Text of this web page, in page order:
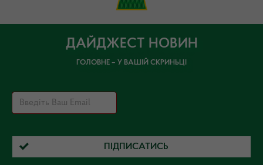
ДАЙДЖЕСТ НОВИН
ГОЛОВНЕ – У ВАШІЙ СКРИНЬЦІ
ПІДПИСАТИСЬ